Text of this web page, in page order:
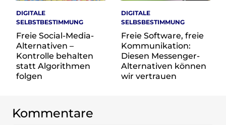
Wikipedia-Schwesterprojekte
MediaWiki
Wikibase
Wikibooks
Wikisource
Wikivoyage
DIGITALE
SELBSTBESTIMMUNG
Freie Social-Media-
Alternativen –
Kontrolle behalten
statt Algorithmen
folgen
DIGITALE
SELBSBESTIMMUNG
Freie Software, freie
Kommunikation:
Diesen Messenger-
Alternativen können
wir vertrauen
Kommentare